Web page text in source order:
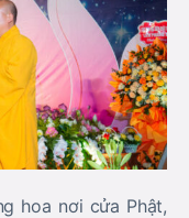
hoa nơi cửa Phật,